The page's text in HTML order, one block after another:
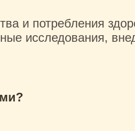
и потребления
исследования,